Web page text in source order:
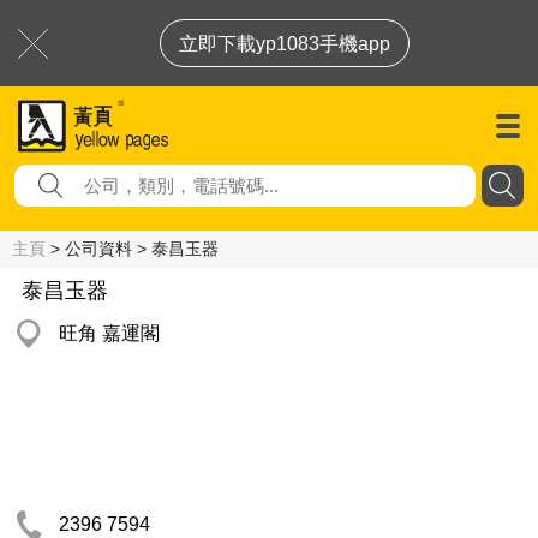
立即下載yp1083手機app
主頁 > 公司資料 > 泰昌玉器
泰昌玉器
旺角 嘉運閣
2396 7594